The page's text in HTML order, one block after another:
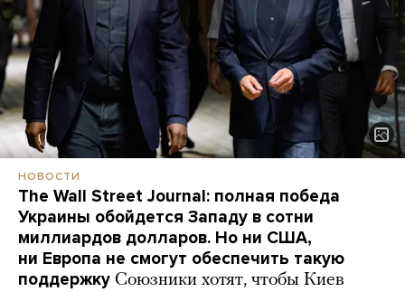
НОВОСТИ
The Wall Street Journal: полная победа
Украины обойдется Западу в сотни
миллиардов долларов. Но ни США,
ни Европа не смогут обеспечить такую
поддержку Союзники хотят, чтобы Киев